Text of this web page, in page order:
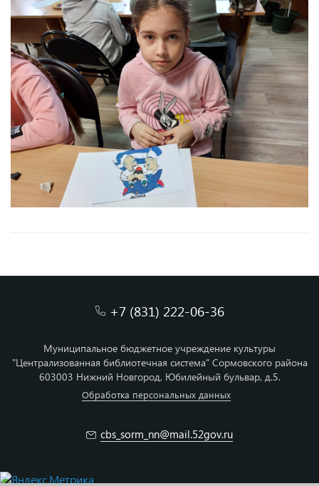
+7 (831) 222-06-36
Муниципальное бюджетное учреждение культуры
"Централизованная библиотечная система" Сормовского района
603003 Нижний Новгород, Юбилейный бульвар, д.5.
Обработка персональных данных
cbs_sorm_nn@mail.52gov.ru